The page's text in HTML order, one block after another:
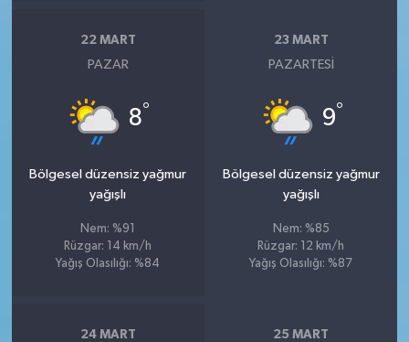
22 MART
PAZAR
8°
Bölgesel düzensiz yağmur
yağışlı
Nem: %91
Rüzgar: 14 km/h
Yağış Olasılığı: %84
23 MART
PAZARTESI
9°
Bölgesel düzensiz yağmur
yağışlı
Nem: %85
Rüzgar: 12 km/h
Yağış Olasılığı: %87
24 MART 25 MART